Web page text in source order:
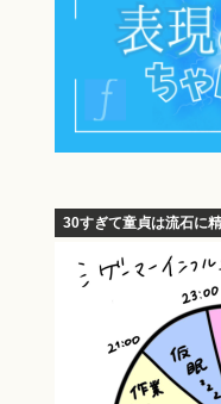
30すぎて童貞は流石に